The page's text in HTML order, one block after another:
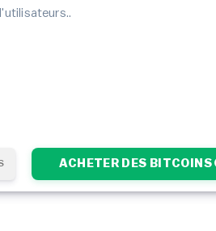
ACHETER DES BITCOINS